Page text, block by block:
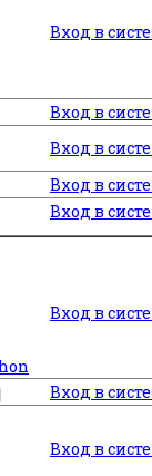
Вход в
Вход в
Вход в
Вход в
Вход в
Вход в
Вход в
Вход в